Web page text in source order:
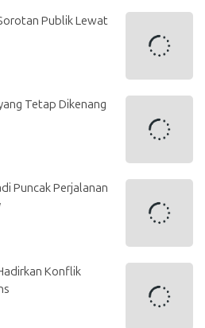
Publik Lewat
Tetap Dikenang
Puncak Perjalanan
Konflik